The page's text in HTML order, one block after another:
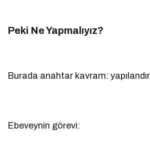
Peki Ne Yapmalıyız?
Burada anahtar kavram:
Ebeveynin görevi: